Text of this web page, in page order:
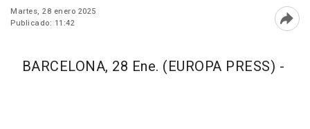
Martes, 28 enero 2025
Publicado: 11:42
BARCELONA, 28 Ene. (EUROPA PRESS) -